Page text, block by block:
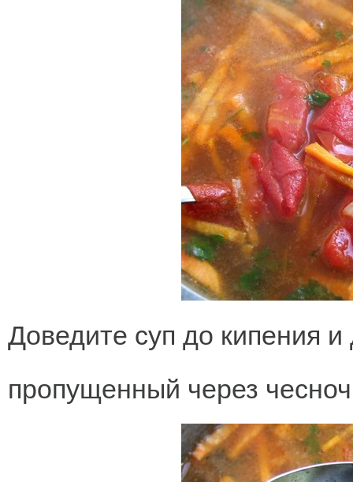
Доведите суп до кипения
пропущенный через